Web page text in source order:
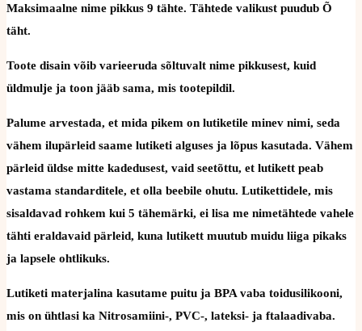
Maksimaalne nime pikkus 9 tähte. Tähtede valikust puudub Õ
täht.
Toote disain võib varieeruda sõltuvalt nime pikkusest, kuid
üldmulje ja toon jääb sama, mis tootepildil.
Palume arvestada, et mida pikem on lutiketile minev nimi, seda
vähem ilupärleid saame lutiketi alguses ja lõpus kasutada. Vähem
pärleid üldse mitte kadedusest, vaid seetõttu, et lutikett peab
vastama standarditele, et olla beebile ohutu. Lutikettidele, mis
sisaldavad rohkem kui 5 tähemärki, ei lisa me nimetähtede vahele
tähti eraldavaid pärleid, kuna lutikett muutub muidu liiga pikaks
ja lapsele ohtlikuks.
Lutiketi materjalina kasutame puitu ja BPA vaba toidusilikooni,
mis on ühtlasi ka Nitrosamiini-, PVC-, lateksi- ja ftalaadivaba.